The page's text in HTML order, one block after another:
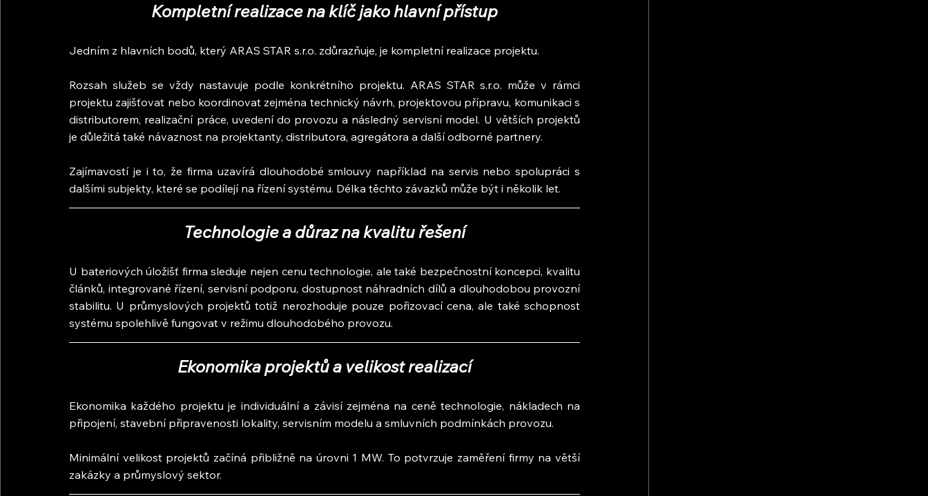
Kompletní realizace na klíč jako hlavní přístup
Jedním z hlavních bodů, který ARAS STAR s.r.o. zdůrazňuje, je kompletní realizace projektu.
Rozsah služeb se vždy nastavuje podle konkrétního projektu. ARAS STAR s.r.o. může v rámci
projektu zajišťovat nebo koordinovat zejména technický návrh, projektovou přípravu, komunikaci s
distributorem, realizační práce, uvedení do provozu a následný servisní model. U větších projektů
je důležitá také návaznost na projektanty, distributora, agregátora a další odborné partnery.
Zajímavostí je i to, že firma uzavírá dlouhodobé smlouvy například na servis nebo spolupráci s
dalšími subjekty, které se podílejí na řízení systému. Délka těchto závazků může být i několik let.
Technologie a důraz na kvalitu řešení
U bateriových úložišť firma sleduje nejen cenu technologie, ale také bezpečnostní koncepci, kvalitu
článků, integrované řízení, servisní podporu, dostupnost náhradních dílů a dlouhodobou provozní
stabilitu. U průmyslových projektů totiž nerozhoduje pouze pořizovací cena, ale také schopnost
systému spolehlivě fungovat v režimu dlouhodobého provozu.
Ekonomika projektů a velikost realizací
Ekonomika každého projektu je individuální a závisí zejména na ceně technologie, nákladech na
připojení, stavební připravenosti lokality, servisním modelu a smluvních podmínkách provozu.
Minimální velikost projektů začíná přibližně na úrovni 1 MW. To potvrzuje zaměření firmy na větší
zakázky a průmyslový sektor.